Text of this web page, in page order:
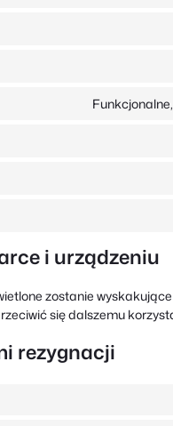
i urządzeniu
zostanie
się dalszemu
rezygnacji